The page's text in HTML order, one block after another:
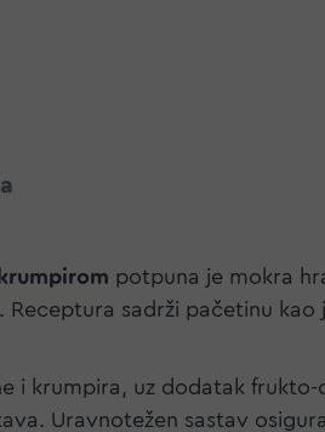
potpuna je mokra
sadrži pačetinu
i krumpira, uz dodatak
Uravnotežen sastav